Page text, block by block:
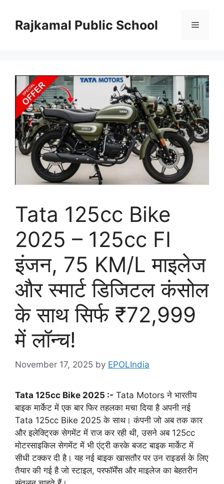
contentRajkamal Public School Menu
Tata 125cc Bike
2025 – 125cc FI
इंजन, 75 KM/L माइलेज
और स्मार्ट डिजिटल कंसोल
के साथ सिर्फ ₹72,999
में लॉन्च!
November 17, 2025 by EPOLIndia
Tata 125cc Bike 2025 :- Tata Motors ने भारतीय
बाइक मार्केट में एक बार फिर तहलका मचा दिया है अपनी नई
Tata 125cc Bike 2025 के साथ। कंपनी जो अब तक कार
और इलेक्ट्रिक सेगमेंट में राज कर रही थी, उसने अब 125cc
मोटरसाइकिल सेगमेंट में भी एंट्री करके बजट बाइक मार्केट में
सीधी टक्कर दी है। यह नई बाइक खासतौर पर उन राइडर्स के लिए
तैयार की गई है जो स्टाइल, परफॉर्मेंस और माइलेज का बेहतरीन